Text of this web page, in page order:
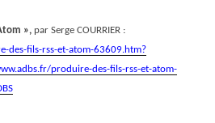
», par Serge COURRIER :
des-fils-rss-et-atom-63609.htm?
produire-des-fils-rss-et-atom-